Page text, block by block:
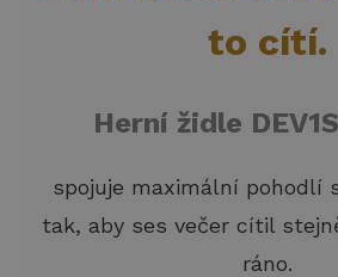
to cítí.
Herní židle
spojuje maximální pohodlí
tak, aby ses večer cítil
ráno.